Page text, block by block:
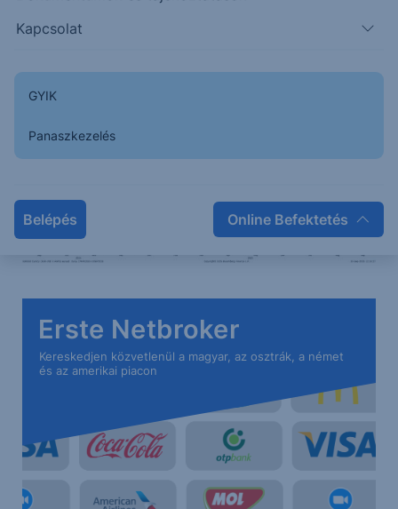
Kapcsolat
GYIK
Panaszkezelés
Belépés Online Befektetés
1. támasz
Erste Netbroker
Kereskedjen közvetlenül a magyar, az osztrák, a német
és az amerikai piacon